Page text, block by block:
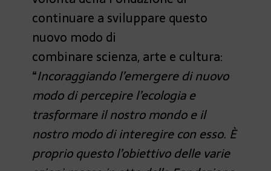
continuare a sviluppare questo
nuovo modo di
combinare scienza, arte e cultura:
“Incoraggiando l’emergere di nuovo
modo di percepire l’ecologia e
trasformare il nostro mondo e il
nostro modo di interegire con esso. È
proprio questo l’obiettivo delle varie